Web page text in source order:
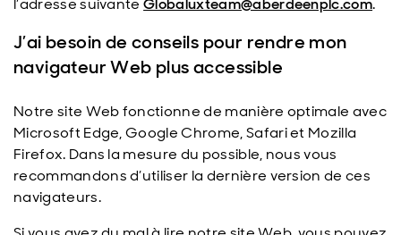
l’adresse suivanteGlobaluxteam@aberdeenplc.com.
J’ai besoin de conseils pour rendre mon
navigateur Web plus accessible
Notre site Web fonctionne de manière optimale avec
Microsoft Edge, Google Chrome, Safari et Mozilla
Firefox. Dans la mesure du possible, nous vous
recommandons d’utiliser la dernière version de ces
navigateurs.